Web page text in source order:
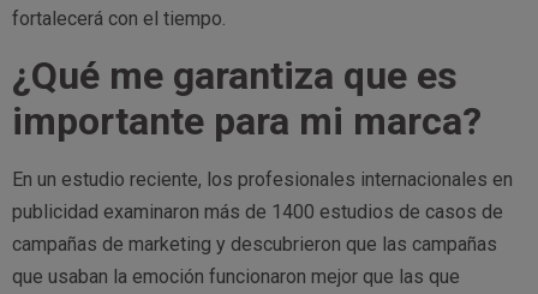
fortalecerá con el tiempo.
¿Qué me garantiza que es
importante para mi marca?
En un estudio reciente, los profesionales internacionales en
publicidad examinaron más de 1400 estudios de casos de
campañas de marketing y descubrieron que las campañas
que usaban la emoción funcionaron mejor que las que